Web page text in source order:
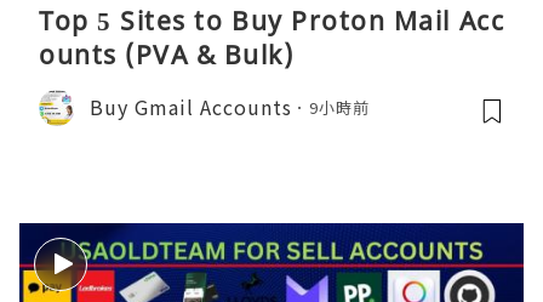
Top 5 Sites to Buy Proton Mail Acc
ounts (PVA & Bulk)
Buy Gmail Accounts 9小時前